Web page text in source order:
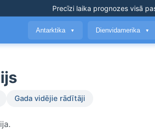
Precīzi laika prognozes visā
Antarktika ▼ Dienvidamerika ▼
Gada vidējie rādītāji